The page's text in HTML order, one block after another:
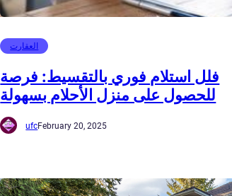
العقارت
فلل استلام فوري بالتقسيط: فرصة
للحصول على منزل الأحلام بسهولة
ufcFebruary 20, 2025